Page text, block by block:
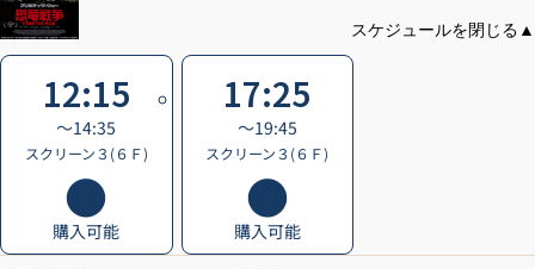
12:15
〜14:35
スクリーン３(６Ｆ)
購入可能
17:25
〜19:45
スクリーン３(６Ｆ)
購入可能